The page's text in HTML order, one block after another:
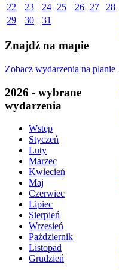
22
23 24 25 26 27
28
29
30 31
Znajdź na mapie
Zobacz wydarzenia na planie
2026 - wybrane
wydarzenia
Wstęp
Styczeń
Luty
Marzec
Kwiecień
Maj
Czerwiec
Lipiec
Sierpień
Wrzesień
Październik
Listopad
Grudzień